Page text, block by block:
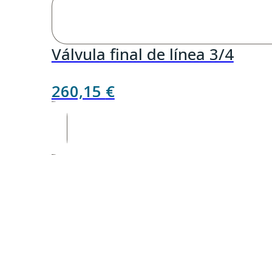
Válvula final de línea 3/4
260,15 €